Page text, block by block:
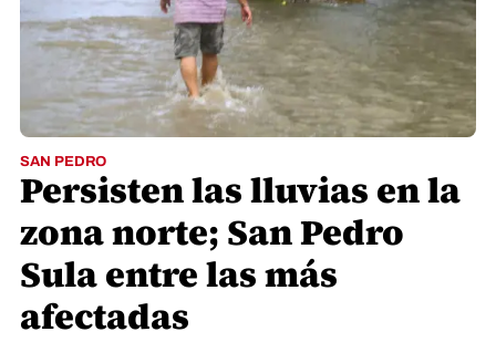
SAN PEDRO
Persisten las lluvias en la
zona norte; San Pedro
Sula entre las más
afectadas